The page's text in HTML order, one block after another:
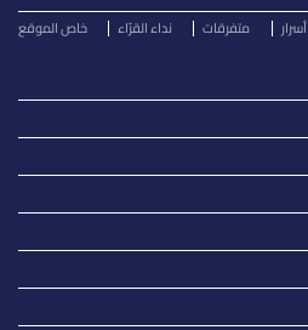
أسرار متفرقات نداء القرّاء خاص الموقع